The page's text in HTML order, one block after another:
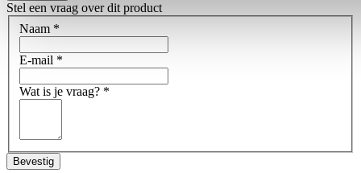
Stel een vraag over dit product
Naam *
E-mail *
Wat is je vraag? *
Bevestig